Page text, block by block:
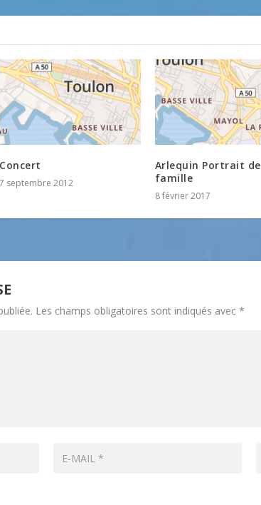
Concert
7 septembre 2012
Arlequin Portrait de
famille
8 février 2017
Les champs obligatoires sont indiqués avec*